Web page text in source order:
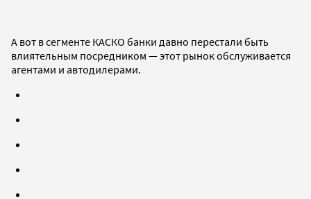
А вот в сегменте КАСКО банки давно перестали быть
влиятельным посредником — этот рынок обслуживается
агентами и автодилерами.